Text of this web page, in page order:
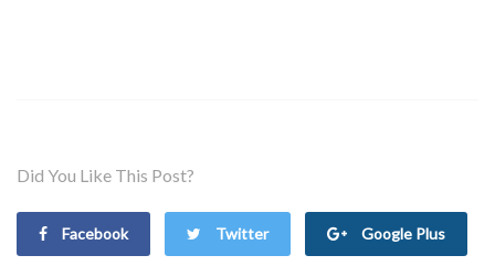
Did You Like This Post?
Facebook Twitter Google Plus